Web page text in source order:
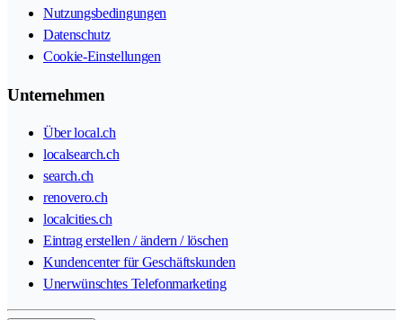
Nutzungsbedingungen
Datenschutz
Cookie-Einstellungen
Unternehmen
Über local.ch
localsearch.ch
search.ch
renovero.ch
localcities.ch
Eintrag erstellen / ändern / löschen
Kundencenter für Geschäftskunden
Unerwünschtes Telefonmarketing